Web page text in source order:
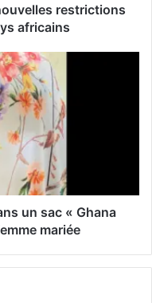
restrictions
africains
un sac « Ghana
mariée